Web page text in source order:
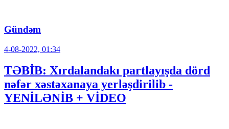
Gündəm
4-08-2022, 01:34
TƏBİB: Xırdalandakı partlayışda dörd
nəfər xəstəxanaya yerləşdirilib -
YENİLƏNİB + VİDEO